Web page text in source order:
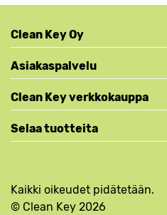
Clean Key Oy
Asiakaspalvelu
Clean Key verkkokauppa
Selaa tuotteita
Kaikki oikeudet pidätetään.
© Clean Key 2026